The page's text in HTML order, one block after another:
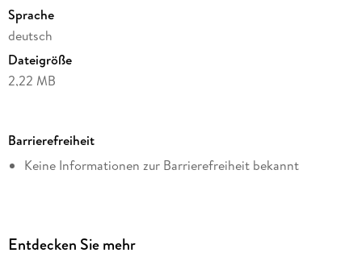
Sprache
deutsch
Dateigröße
2,22 MB
Autor/Autorin
Werner Uebel
Kopierschutz
Barrierefreiheit
Keine Informationen zur Barrierefreiheit bekannt
Entdecken Sie mehr